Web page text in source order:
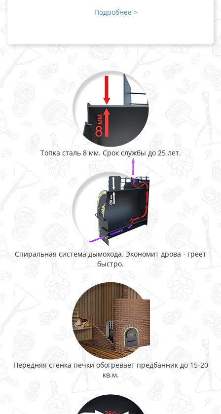
Подробнее >
Топка сталь 8 мм. Срок службы до 25 лет.
Спиральная система дымохода. Экономит дрова - греет
быстро.
Передняя стенка печки обогревает предбанник до 15-20
кв.м.